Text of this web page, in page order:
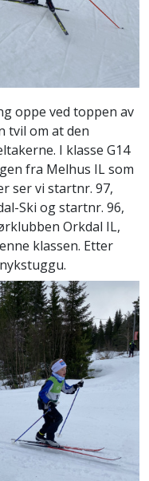
oppe ved toppen av
tvil om at den
I klasse G14
fra Melhus IL som
ser vi startnr. 97,
Ski og startnr. 96,
Orkdal IL,
klassen. Etter